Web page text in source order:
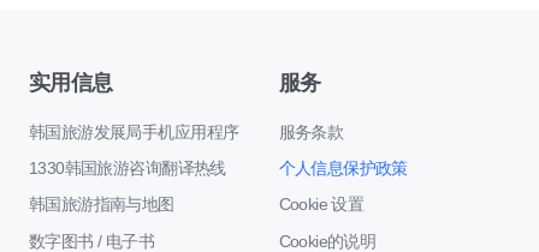
实用信息
韩国旅游发展局手机应用程序
1330韩国旅游咨询翻译热线
韩国旅游指南与地图
数字图书 / 电子书
服务
服务条款
个人信息保护政策
Cookie 设置
Cookie的说明